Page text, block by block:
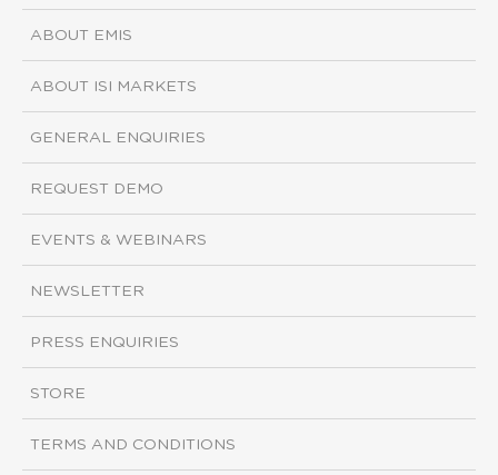
ABOUT EMIS
ABOUT ISI MARKETS
GENERAL ENQUIRIES
REQUEST DEMO
EVENTS & WEBINARS
NEWSLETTER
PRESS ENQUIRIES
STORE
TERMS AND CONDITIONS